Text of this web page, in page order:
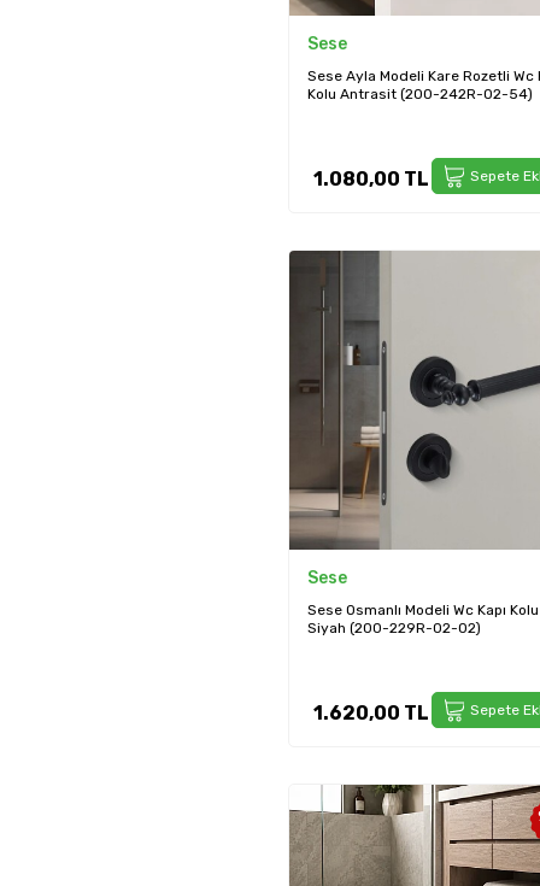
Sese
Sese Ayla Modeli Kare Rozetli Wc
Kolu Antrasit (200-242R-02-54)
1.080,00 TL Sepete
Sese
Sese Osmanlı Modeli Wc Kapı Kolu
Siyah (200-229R-02-02)
1.620,00 TL Sepete